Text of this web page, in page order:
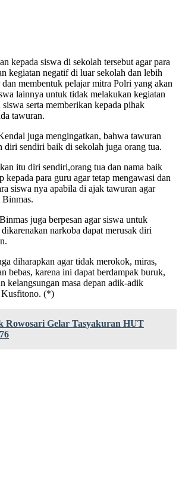
kepada siswa di sekolah tersebut agar para
kegiatan negatif di luar sekolah dan lebih
membentuk pelajar mitra Polri yang akan
lainnya untuk tidak melakukan kegiatan
serta memberikan kepada pihak
tawuran.
juga mengingatkan, bahwa tawuran
diri sendiri baik di sekolah juga orang tua.
itu diri sendiri,orang tua dan nama baik
kepada para guru agar tetap mengawasi dan
siswa nya apabila di ajak tawuran agar
Binmas.
juga berpesan agar siswa untuk
narkoba dapat merusak diri
diharapkan agar tidak merokok, miras,
bebas, karena ini dapat berdampak buruk,
kelangsungan masa depan adik-adik
Kusfitono. (*)
Rowosari Gelar Tasyakuran HUT